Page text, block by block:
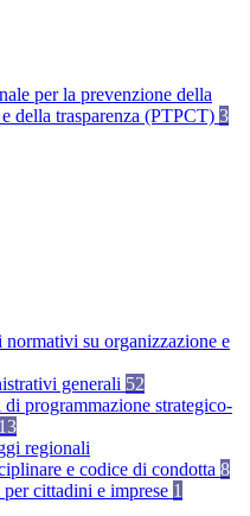
per la prevenzione della
della trasparenza (PTPCT) 3
su organizzazione e
generali 52
programmazione strategico-
13
regionali
e codice di condotta 8
cittadini e imprese 1